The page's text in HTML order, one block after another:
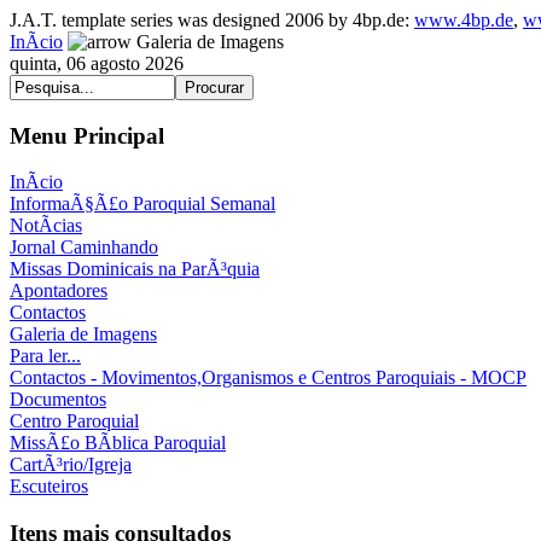
J.A.T. template series was designed 2006 by 4bp.de: www.4bp.de,
InÃ­cio
Galeria de Imagens
quinta, 06 agosto 2026
Menu Principal
InÃ­cio
InformaÃ§Ã£o Paroquial Semanal
NotÃ­cias
Jornal Caminhando
Missas Dominicais na ParÃ³quia
Apontadores
Contactos
Galeria de Imagens
Para ler...
Contactos - Movimentos,Organismos e Centros Paroquiais - MOCP
Documentos
Centro Paroquial
MissÃ£o BÃ­blica Paroquial
CartÃ³rio/Igreja
Escuteiros
Itens mais consultados